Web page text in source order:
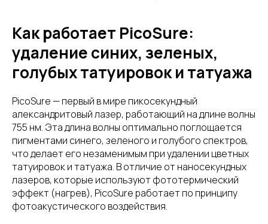
Как работает PicoSure:
удаление синих, зеленых,
голубых татуировок и татуажа
PicoSure — первый в мире пикосекундный
александритовый лазер, работающий на длине волны
755 нм. Эта длина волны оптимально поглощается
пигментами синего, зеленого и голубого спектров,
что делает его незаменимым при удалении цветных
татуировок и татуажа. В отличие от наносекундных
лазеров, которые используют фототермический
эффект (нагрев), PicoSure работает по принципу
фотоакустического воздействия.